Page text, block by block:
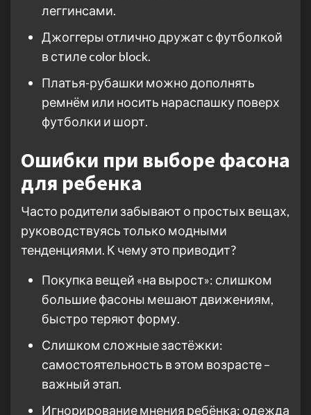
леггинсами.
Джоггеры отлично дружат с футболкой
в стиле color block.
Платья-рубашки можно дополнять
ремнём или носить нараспашку поверх
футболки и шорт.
Ошибки при выборе фасона
для ребенка
Часто родители забывают о простых вещах,
руководствуясь только модными
тенденциями. К чему это приводит?
Покупка вещей «на вырост»: слишком
большие фасоны мешают движениям,
быстро теряют форму.
Слишком сложные застёжки:
самостоятельность в этом возрасте –
важный этап.
Игнорирование мнения ребёнка: одежда